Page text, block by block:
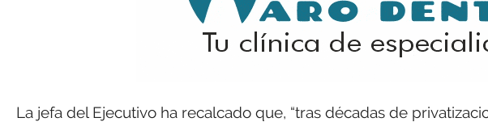
La jefa del Ejecutivo ha recalcado que, “tras décadas de